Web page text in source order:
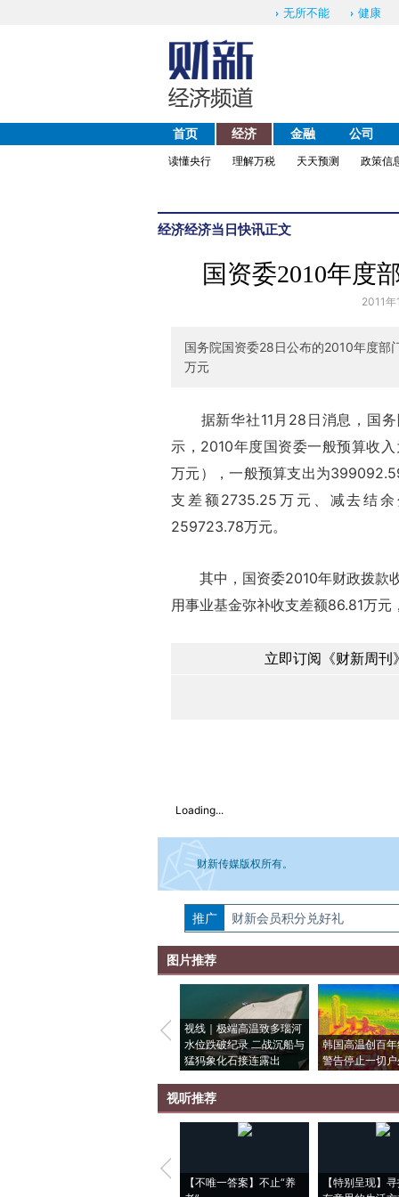
无所不能 健康
首页 经济 金融 公司
读懂央行
理解万税 天天预测 政策信
经济经济当日快讯正文
国资委2010年度
2011
国务院国资委28日公布的2010年度
万元
据新华社11月28日消息，国务
示，2010年度国资委一般预算收
万元），一般预算支出为
支差额2735.25万元、减去结
259723.78万元。
其中，国资委2010年财政拨款
用事业基金弥补收支差额86.81万元
立即订阅《财新周刊
Loading...
财新传媒版权所有。
如需刊登转载请点击右侧按钮，提交相关
推广 财新会员积分兑好礼
图片推荐
视线｜极端高温致多瑙河
水位跌破纪录 二战沉船与
猛犸象化石接连露出
韩国高温创百
警告停止一切
视听推荐
【不唯一答案】不止“养
【特别呈现】